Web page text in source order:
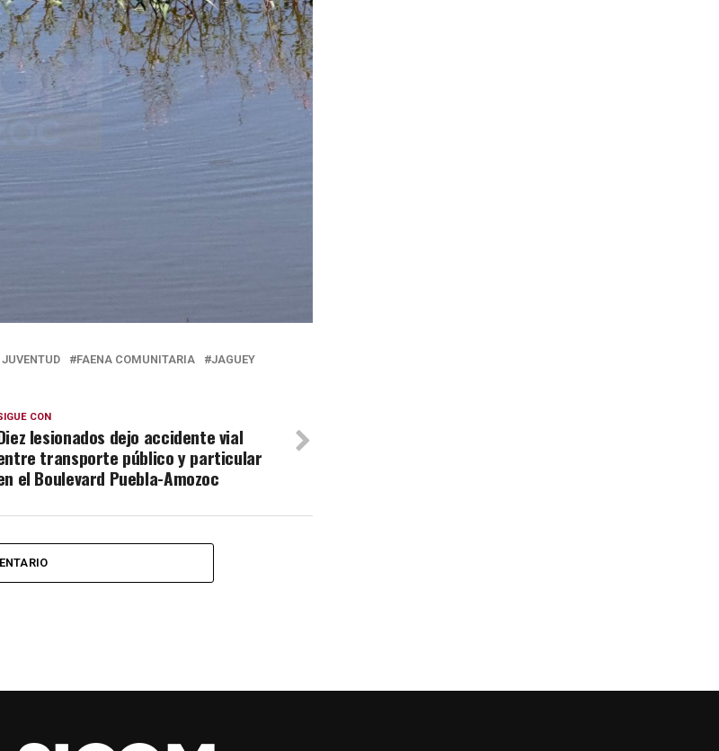
JUVENTUD FAENA COMUNITARIA
JAGUEY
CON
lesionados dejo accidente vial
transporte público y particular
el Boulevard Puebla-Amozoc